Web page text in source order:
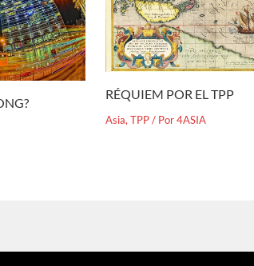
RÉQUIEM POR EL TPP
Asia,TPP/ Por4ASIA